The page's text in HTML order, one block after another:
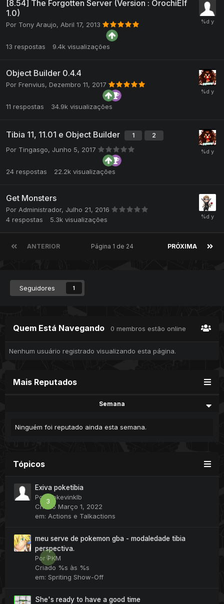
[8.54] The Forgotten Server (Version : OrochiElf
1.0)
Por Tony Araujo, Abril 17, 2013
13 respostas 9.4k visualizações
Object Builder 0.4.4
Por Frenvius, Dezembro 11, 2017
11 respostas 34.9k visualizações
Tibia 11, 11.01 e Object Builder 1 2
Por Tingasgo, Junho 5, 2017
24 respostas 22.2k visualizações
Get Monsters
Por Administrador, Julho 21, 2016
4 respostas 5.3k visualizações
ANTERIOR PRÓXIMA
Página 1 de 24
Seguidores 1
Quem Está Navegando 0 membros estão online
Nenhum usuário registrado visualizando esta página.
Mais Reputados
Semana
Ninguém foi reputado ainda esta semana.
Tópicos
3
Exiva poketibia
Por
klbkevinklb
Criado Março 1, 2022
em: Actions e Talkactions
0
meu serve de pokemon gba - modaledade tibia
perspectiva.
PorPKM
Criado %s às %s
em: Spriting Show-Off
She's ready to have a good time